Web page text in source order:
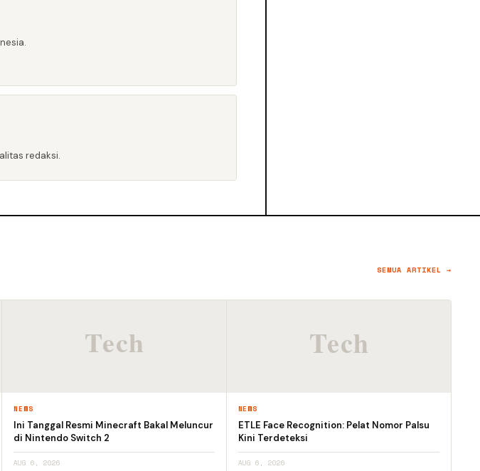
redaksi.
SEMUA ARTIKEL →
NEWS
Ini Tanggal Resmi Minecraft Bakal Meluncur
di Nintendo Switch 2
AUG 6, 2026
NEWS
ETLE Face Recognition: Pelat Nomor Palsu
Kini Terdeteksi
AUG 6, 2026